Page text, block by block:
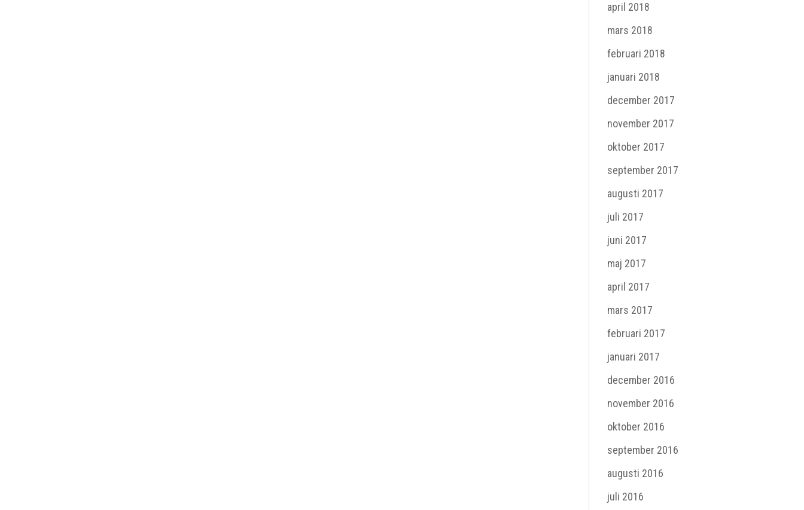
april 2018
mars 2018
februari 2018
januari 2018
december 2017
november 2017
oktober 2017
september 2017
augusti 2017
juli 2017
juni 2017
maj 2017
april 2017
mars 2017
februari 2017
januari 2017
december 2016
november 2016
oktober 2016
september 2016
augusti 2016
juli 2016